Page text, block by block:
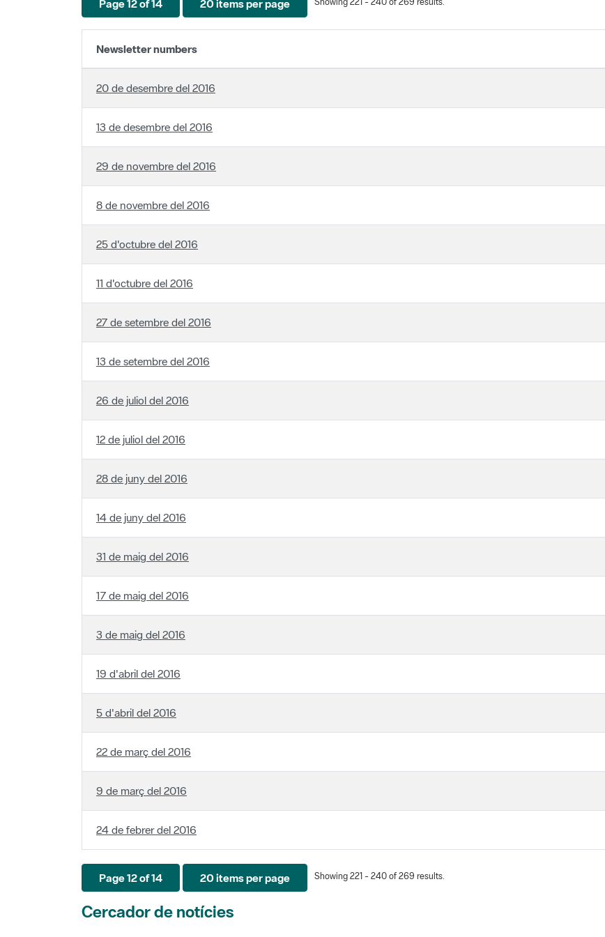
Newsletter numbers
20 de desembre del 2016
13 de desembre del 2016
29 de novembre del 2016
8 de novembre del 2016
25 d'octubre del 2016
11 d'octubre del 2016
27 de setembre del 2016
13 de setembre del 2016
26 de juliol del 2016
12 de juliol del 2016
28 de juny del 2016
14 de juny del 2016
31 de maig del 2016
17 de maig del 2016
3 de maig del 2016
19 d'abril del 2016
5 d'abril del 2016
22 de març del 2016
9 de març del 2016
24 de febrer del 2016
Page 12 of 14 20 items per page
Cercador de notícies